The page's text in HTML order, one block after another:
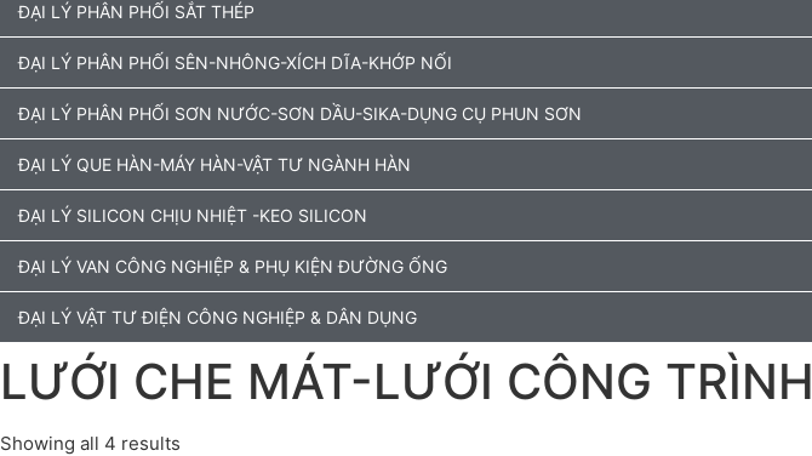
ĐẠI LÝ PHÂN PHỐI SẮT THÉP
ĐẠI LÝ PHÂN PHỐI SÊN-NHÔNG-XÍCH DĨA-KHỚP NỐI
ĐẠI LÝ PHÂN PHỐI SƠN NƯỚC-SƠN DẦU-SIKA-DỤNG CỤ PHUN SƠN
ĐẠI LÝ QUE HÀN-MÁY HÀN-VẬT TƯ NGÀNH HÀN
ĐẠI LÝ SILICON CHỊU NHIỆT -KEO SILICON
ĐẠI LÝ VAN CÔNG NGHIỆP & PHỤ KIỆN ĐƯỜNG ỐNG
ĐẠI LÝ VẬT TƯ ĐIỆN CÔNG NGHIỆP & DÂN DỤNG
LƯỚI CHE MÁT-LƯỚI CÔNG TRÌNH
Showing all 4 results